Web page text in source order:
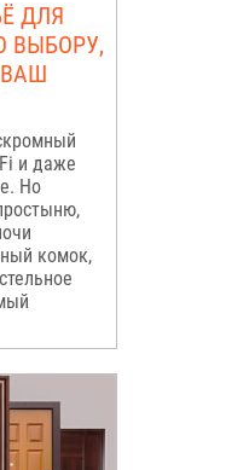
ДЛЯ
ВЫБОРУ,
и даже
Но
комок,